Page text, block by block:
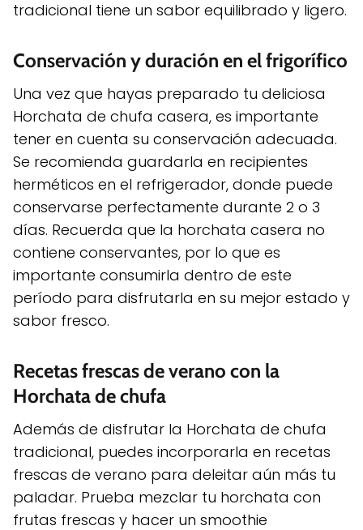
tradicional tiene un sabor equilibrado y ligero.
Conservación y duración en el frigorífico
Una vez que hayas preparado tu deliciosa
Horchata de chufa casera, es importante
tener en cuenta su conservación adecuada.
Se recomienda guardarla en recipientes
herméticos en el refrigerador, donde puede
conservarse perfectamente durante 2 o 3
días. Recuerda que la horchata casera no
contiene conservantes, por lo que es
importante consumirla dentro de este
período para disfrutarla en su mejor estado y
sabor fresco.
Recetas frescas de verano con la
Horchata de chufa
Además de disfrutar la Horchata de chufa
tradicional, puedes incorporarla en recetas
frescas de verano para deleitar aún más tu
paladar. Prueba mezclar tu horchata con
frutas frescas y hacer un smoothie